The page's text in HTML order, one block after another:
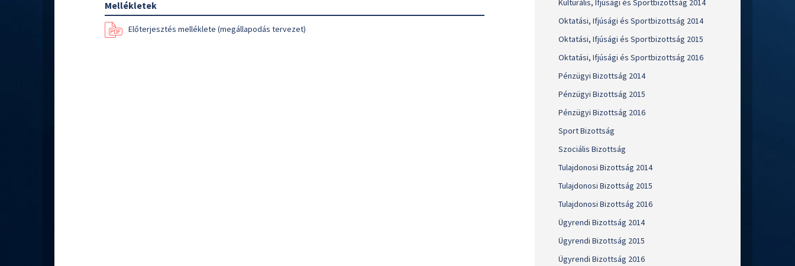
Mellékletek
Előterjesztés melléklete (megállapodás tervezet)
Kulturális, Ifjúsági és Sportbizottság 2014
Oktatási, Ifjúsági és Sportbizottság 2014
Oktatási, Ifjúsági és Sportbizottság 2015
Oktatási, Ifjúsági és Sportbizottság 2016
Pénzügyi Bizottság 2014
Pénzügyi Bizottság 2015
Pénzügyi Bizottság 2016
Sport Bizottság
Szociális Bizottság
Tulajdonosi Bizottság 2014
Tulajdonosi Bizottság 2015
Tulajdonosi Bizottság 2016
Ügyrendi Bizottság 2014
Ügyrendi Bizottság 2015
Ügyrendi Bizottság 2016